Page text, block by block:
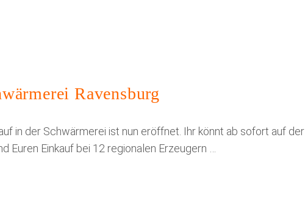
Ravensburg
in der Schwärmerei ist nun eröffnet. Ihr könnt ab sofort auf der
Euren Einkauf bei 12 regionalen Erzeugern …